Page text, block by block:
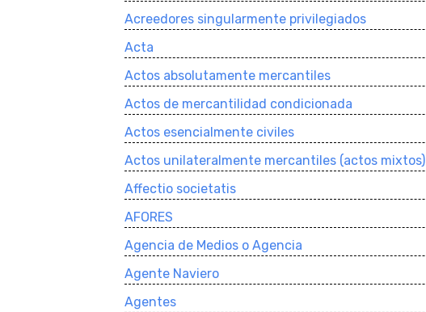
Acreedores singularmente privilegiados
Acta
Actos absolutamente mercantiles
Actos de mercantilidad condicionada
Actos esencialmente civiles
Actos unilateralmente mercantiles (actos mixtos)
Affectio societatis
AFORES
Agencia de Medios o Agencia
Agente Naviero
Agentes